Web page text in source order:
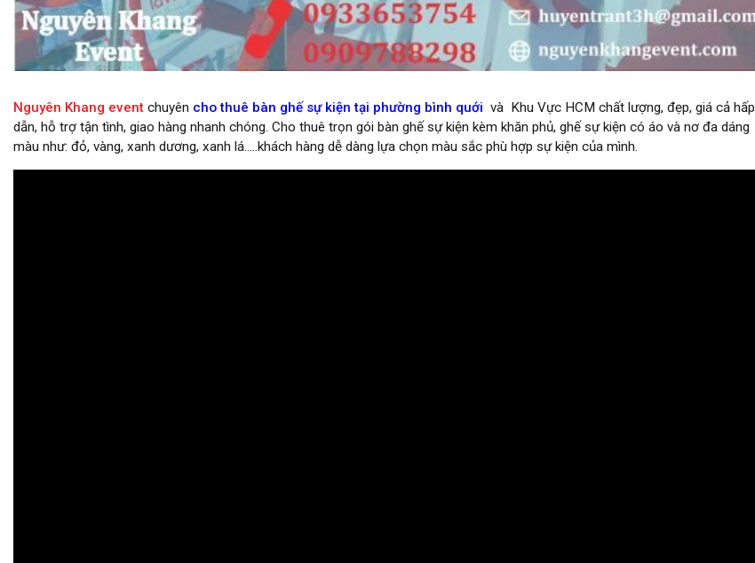
Nguyên Khang event chuyên cho thuê bàn ghế sự kiện tại phường bình quới và Khu Vực HCM chất lượng, đẹp, giá cả hấp
dẫn, hỗ trợ tận tình, giao hàng nhanh chóng. Cho thuê trọn gói bàn ghế sự kiện kèm khăn phủ, ghế sự kiện có áo và nơ đa dáng
màu như: đỏ, vàng, xanh dương, xanh lá…..khách hàng dễ dàng lựa chọn màu sắc phù hợp sự kiện của mình.